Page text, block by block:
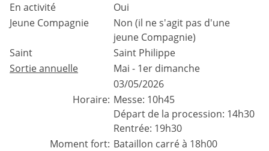
En activité
Oui
Jeune Compagnie
Non (il ne s'agit pas d'une
jeune Compagnie)
Saint
Saint Philippe
Sortie annuelle
Mai - 1er dimanche
03/05/2026
Horaire: Messe: 10h45
Départ de la procession: 14h30
Rentrée: 19h30
Moment fort: Bataillon carré à 18h00